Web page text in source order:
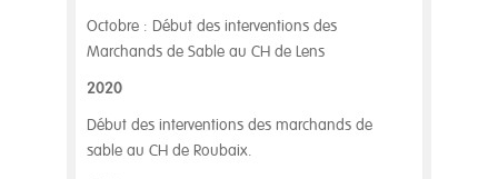
Octobre : Début des interventions des
Marchands de Sable au CH de Lens
2020
Début des interventions des marchands de
sable au CH de Roubaix.